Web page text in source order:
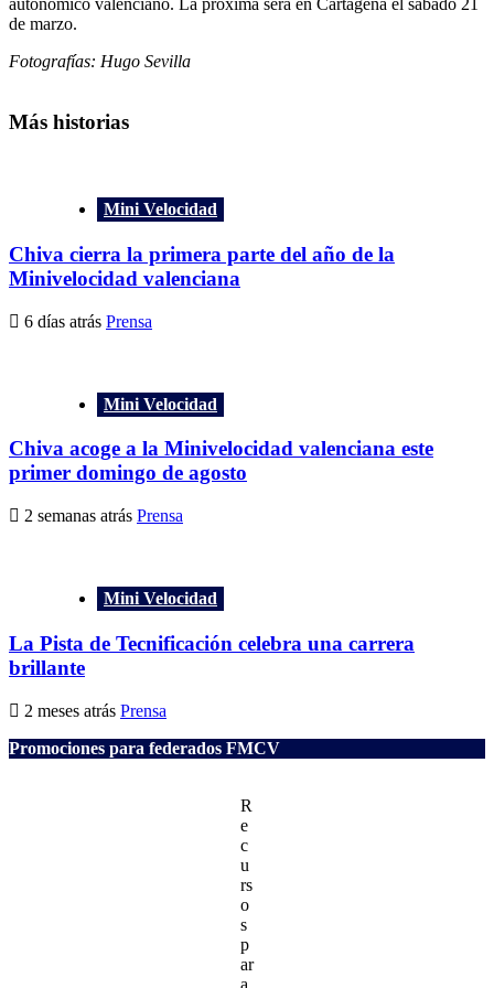
de marzo.
Fotografías: Hugo Sevilla
Más historias
Mini Velocidad
Chiva cierra la primera parte del año de la
Minivelocidad valenciana
6 días atrás Prensa
Mini Velocidad
Chiva acoge a la Minivelocidad valenciana este
primer domingo de agosto
2 semanas atrás Prensa
Mini Velocidad
La Pista de Tecnificación celebra una carrera
brillante
2 meses atrás Prensa
Promociones para federados FMCV
R
e
c
u
rs
o
s
p
ar
a